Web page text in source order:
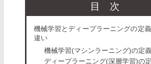
目次
機械学習とディープラーニングの定
違い
機械学習(マシンラーニング)の定
ディープラーニング(深層学習)の